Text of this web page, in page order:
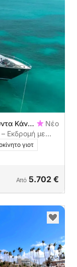
Κάνα,
Νέο
Εκδρομή με
γιοτ
Από 5.702 €